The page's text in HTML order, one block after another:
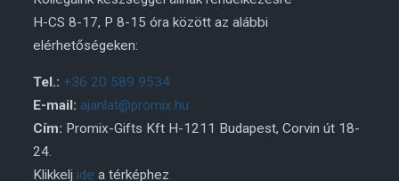
H-CS 8-17, P 8-15 óra között az alábbi
elérhetőségeken:
Tel.: +36 20 589 9534
E-mail: ajanlat@promix.hu
Cím: Promix-Gifts Kft H-1211 Budapest, Corvin út 18-
24.
Klikkelj ide a térképhez